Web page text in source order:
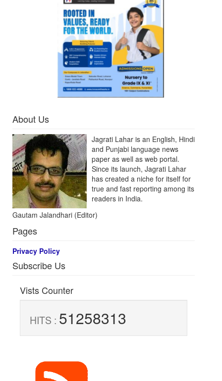
About Us
Jagrati Lahar is an English, Hindi
and Punjabi language news
paper as well as web portal.
Since its launch, Jagrati Lahar
has created a niche for itself for
true and fast reporting among its
readers in India.
Gautam Jalandhari (Editor)
Pages
Privacy Policy
Subscribe Us
Vists Counter
HITS : 51258313